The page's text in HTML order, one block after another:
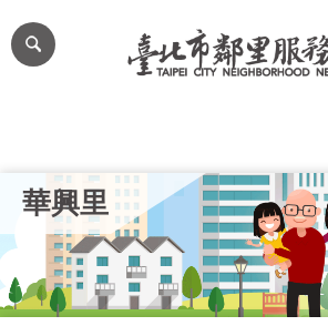
跳到主要內容區塊
網
站
台
華興里